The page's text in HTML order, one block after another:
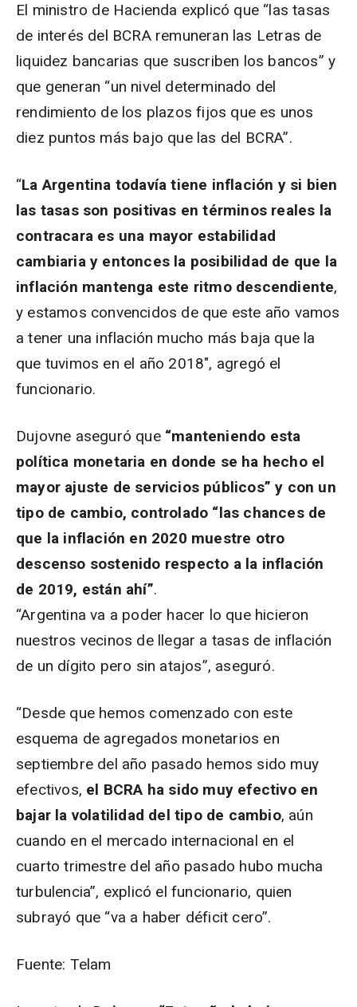
El ministro de Hacienda explicó que “las tasas
de interés del BCRA remuneran las Letras de
liquidez bancarias que suscriben los bancos” y
que generan “un nivel determinado del
rendimiento de los plazos fijos que es unos
diez puntos más bajo que las del BCRA”.
“La Argentina todavía tiene inflación y si bien
las tasas son positivas en términos reales la
contracara es una mayor estabilidad
cambiaria y entonces la posibilidad de que la
inflación mantenga este ritmo descendiente,
y estamos convencidos de que este año vamos
a tener una inflación mucho más baja que la
que tuvimos en el año 2018″, agregó el
funcionario.
Dujovne aseguró que “manteniendo esta
política monetaria en donde se ha hecho el
mayor ajuste de servicios públicos” y con un
tipo de cambio, controlado “las chances de
que la inflación en 2020 muestre otro
descenso sostenido respecto a la inflación
de 2019, están ahí”.
“Argentina va a poder hacer lo que hicieron
nuestros vecinos de llegar a tasas de inflación
de un dígito pero sin atajos”, aseguró.
“Desde que hemos comenzado con este
esquema de agregados monetarios en
septiembre del año pasado hemos sido muy
efectivos, el BCRA ha sido muy efectivo en
bajar la volatilidad del tipo de cambio, aún
cuando en el mercado internacional en el
cuarto trimestre del año pasado hubo mucha
turbulencia”, explicó el funcionario, quien
subrayó que “va a haber déficit cero”.
Fuente: Telam